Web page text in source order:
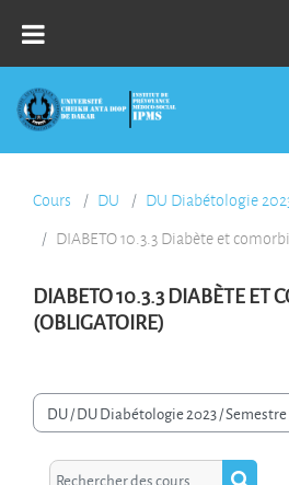
Cours DU DU Diabétologie
DIABETO 10.3.3 Diabète et
DIABETO 10.3.3 DIABÈTE ET
(OBLIGATOIRE)
Catégories de cours
Rechercher des cours